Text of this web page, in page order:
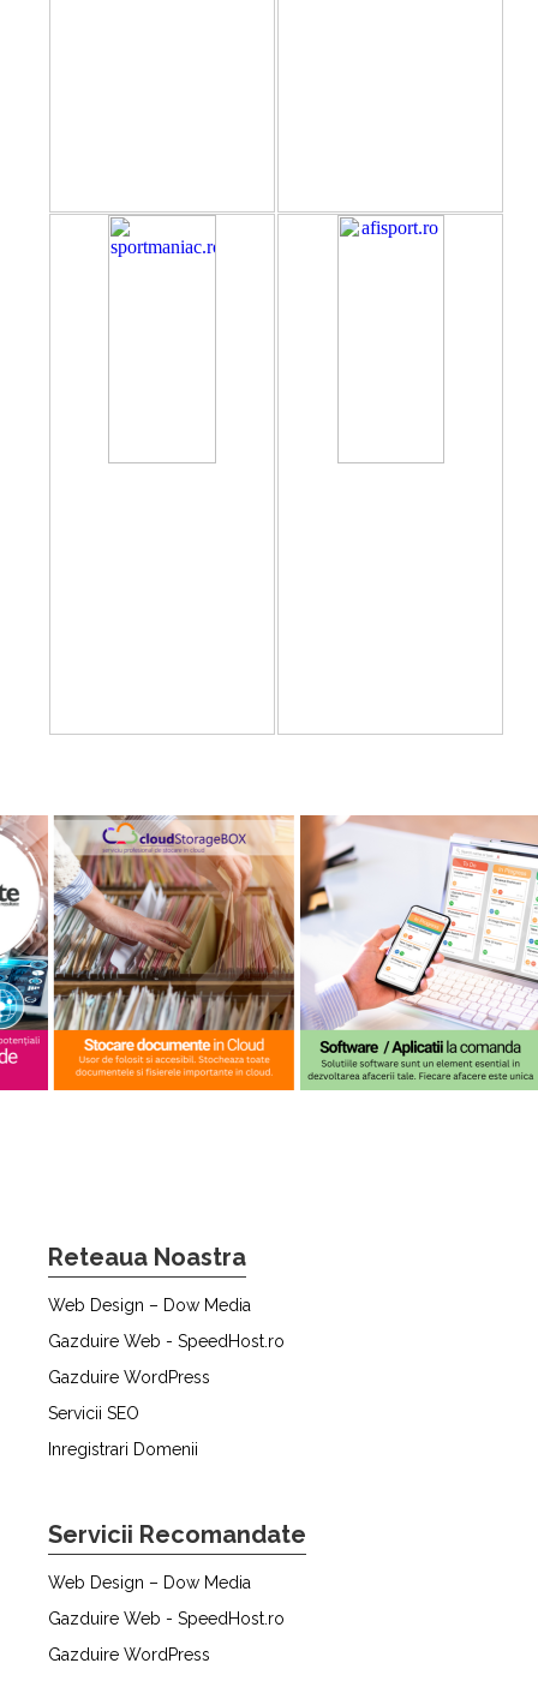
Reteaua Noastra
Web Design – Dow Media
Gazduire Web - SpeedHost.ro
Gazduire WordPress
Servicii SEO
Inregistrari Domenii
Servicii Recomandate
Web Design – Dow Media
Gazduire Web - SpeedHost.ro
Gazduire WordPress